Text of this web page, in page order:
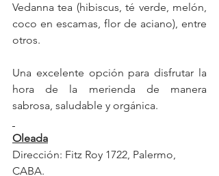
Vedanna tea (hibiscus, té verde, melón,
coco en escamas, flor de aciano), entre
otros.
Una excelente opción para disfrutar la
hora de la merienda de manera
sabrosa, saludable y orgánica.
Oleada
Dirección: Fitz Roy 1722, Palermo,
CABA.